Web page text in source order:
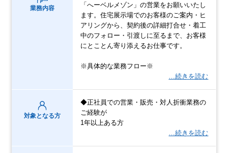
業務内容
「へーベルメゾン」の営業をお願いいたし
ます。住宅展示場でのお客様のご案内・ヒ
アリングから、契約後の詳細打合せ・着工
中のフォロー・引渡しに至るまで、お客様
にとことん寄り添えるお仕事です。
※具体的な業務フロー※
…続きを読む
対象となる方
◆正社員での営業・販売・対人折衝業務の
ご経験が
1年以上ある方
…続きを読む